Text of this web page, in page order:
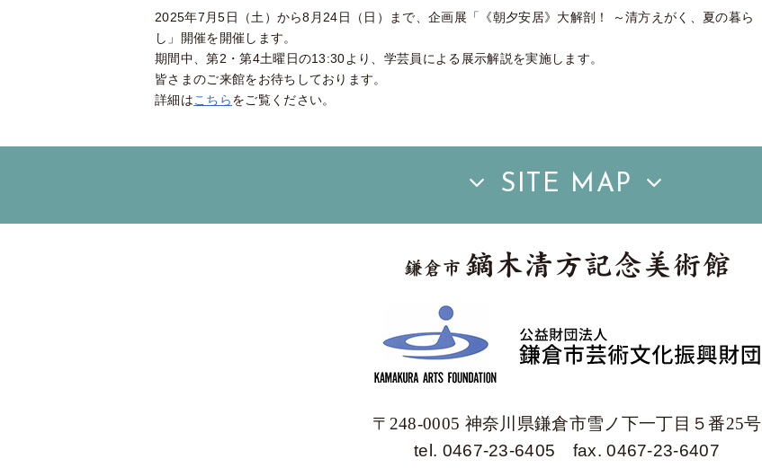
2025年7月5日（土）から8月24日（日）まで、企画展「《朝夕安居》大解剖！ ～清方えがく、夏の暮ら
し」開催を開催します。
期間中、第2・第4土曜日の13:30より、学芸員による展示解説を実施します。
皆さまのご来館をお待ちしております。
詳細はこちらをご覧ください。
SITE MAP
〒248-0005 神奈川県鎌倉市雪ノ下一丁目５番25号
tel. 0467-23-6405
fax. 0467-23-6407